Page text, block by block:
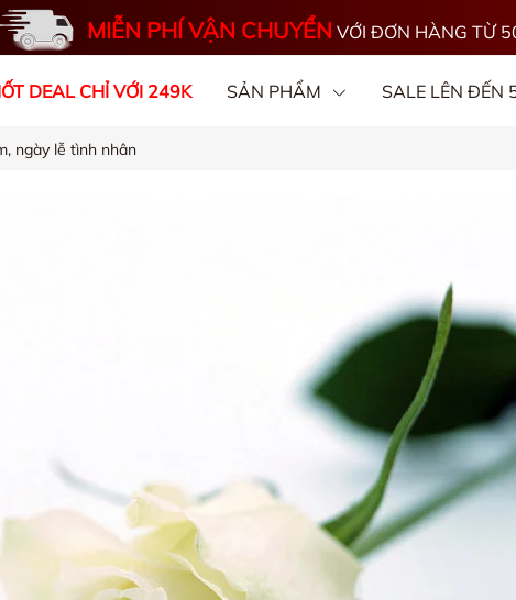
MIỄN PHÍ VẬN CHUYỂN VỚI ĐƠN HÀNG TỪ
DEAL CHỈ VỚI 249K SẢN PHẨM SALE LÊN ĐẾN
BLOGS
ngày lễ tình nhân